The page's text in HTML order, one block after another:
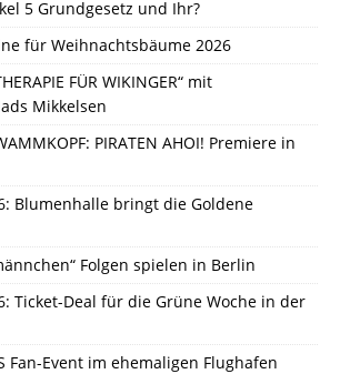
5 Grundgesetz und Ihr?
für Weihnachtsbäume 2026
FÜR WIKINGER“ mit
Mikkelsen
PIRATEN AHOI! Premiere in
Blumenhalle bringt die Goldene
Folgen spielen in Berlin
Ticket-Deal für die Grüne Woche in der
Fan-Event im ehemaligen Flughafen